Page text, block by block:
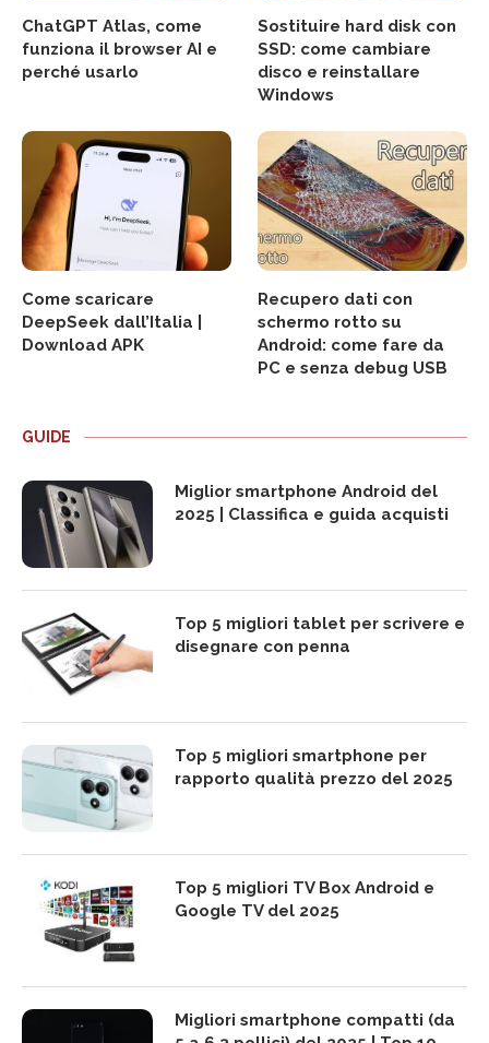
ChatGPT Atlas, come
funziona il browser AI e
perché usarlo
Sostituire hard disk con
SSD: come cambiare
disco e reinstallare
Windows
Come scaricare
DeepSeek dall’Italia |
Download APK
Recupero dati con
schermo rotto su
Android: come fare da
PC e senza debug USB
GUIDE
Miglior smartphone Android del
2025 | Classifica e guida acquisti
Top 5 migliori tablet per scrivere e
disegnare con penna
Top 5 migliori smartphone per
rapporto qualità prezzo del 2025
Top 5 migliori TV Box Android e
Google TV del 2025
Migliori smartphone compatti (da